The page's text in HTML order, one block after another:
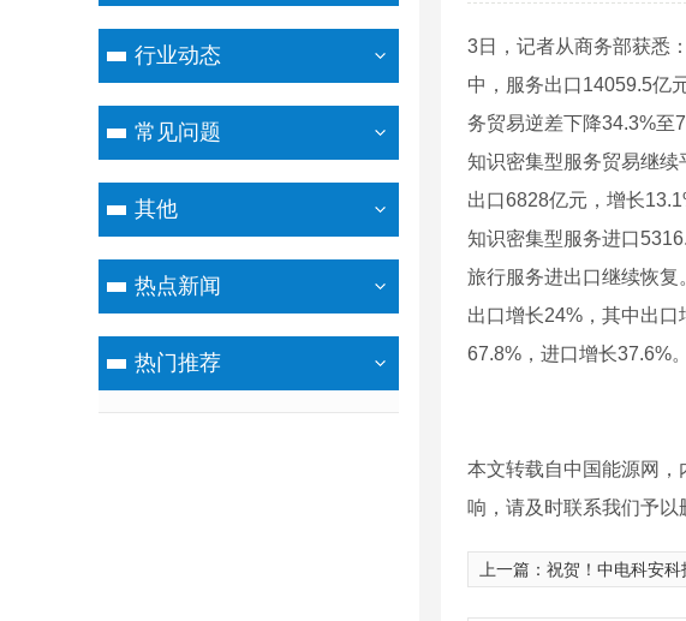
行业动态
常见问题
其他
热点新闻
热门推荐
3日，记者从商务部获悉
中，服务出口14059.5亿
务贸易逆差下降34.3%至
知识密集型服务贸易继
出口6828亿元，增长
知识密集型服务进口
旅行服务进出口继续恢
出口增长24%，其中出
67.8%，进口增长37.6%。
本文转载自中国能源网
响，请及时联系我们予以
上一篇： 祝贺！中电科安科技股份有限